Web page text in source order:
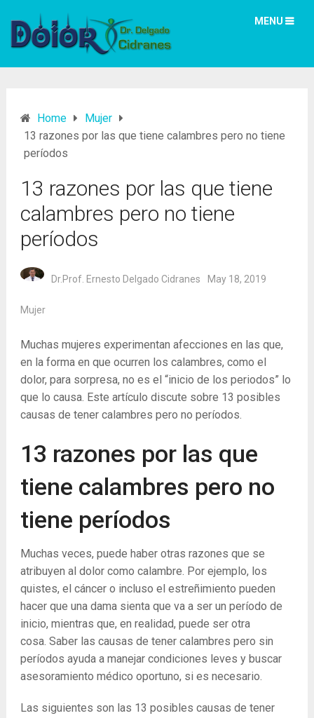
MENU
Home
Mujer
13 razones por las que tiene calambres pero no tiene
períodos
13 razones por las que tiene
calambres pero no tiene
períodos
Dr.Prof. Ernesto Delgado Cidranes May 18, 2019
Mujer
Muchas mujeres experimentan afecciones en las que,
en la forma en que ocurren los calambres, como el
dolor, para sorpresa, no es el “inicio de los periodos” lo
que lo causa. Este artículo discute sobre 13 posibles
causas de tener calambres pero no períodos.
13 razones por las que
tiene calambres pero no
tiene períodos
Muchas veces, puede haber otras razones que se
atribuyen al dolor como calambre. Por ejemplo, los
quistes, el cáncer o incluso el estreñimiento pueden
hacer que una dama sienta que va a ser un período de
inicio, mientras que, en realidad, puede ser otra
cosa. Saber las causas de tener calambres pero sin
períodos ayuda a manejar condiciones leves y buscar
asesoramiento médico oportuno, si es necesario.
Las siguientes son las 13 posibles causas de tener